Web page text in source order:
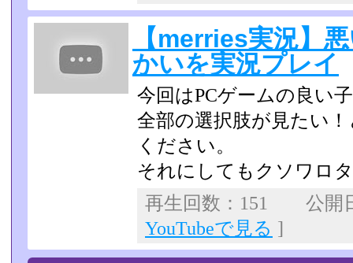
【merries実況】
かいを実況プレイ
今回はPCゲームの良い
全部の選択肢が見たい
ください。
それにしてもクソワロ
再生回数：151 公開
YouTubeで見る ]